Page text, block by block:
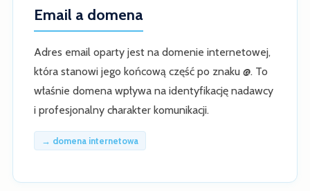
Email a domena
Adres email oparty jest na domenie internetowej,
która stanowi jego końcową część po znaku @. To
właśnie domena wpływa na identyfikację nadawcy
i profesjonalny charakter komunikacji.
→ domena internetowa